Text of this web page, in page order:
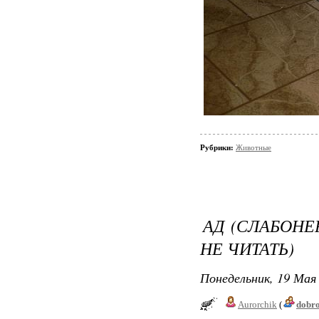
Рубрики: Животные
АД
НЕ ЧИТАТЬ)
Понедельник, 19
Aurorchik (